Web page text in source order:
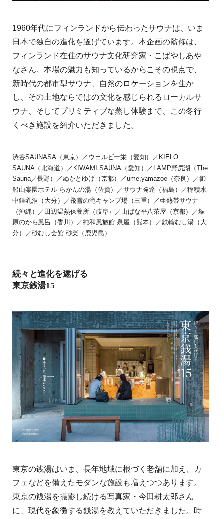
1960年代にフィンランドから伝わったサウナは、いま
日本で独自の進化を遂げています。本企画の監修は、
フィンランド在住のサウナ文化研究家・こばやしあや
なさん。本場の魅力も知っているからこその視点で、
新時代の都市型サウナ、自然のロケーションを生か
し、その土地ならではの文化を感じられるローカルサ
ウナ、そしてプリミティブな蒸し体験まで、この冬行
くべき施設を紹介いただきました。
渋谷SAUNASA（東京）／ウェルビー栄（愛知）／KIELO
SAUNA（北海道）／KIWAMI SAUNA（愛知）／LAMP野尻湖（The
Sauna／長野）／ぬかとゆげ（京都）／ume,yamazoe（奈良）／御
船山楽園ホテル らかんの湯（佐賀）／サウナ発達（福島）／稲積水
中鍾乳洞（大分）／飛雪の滝キャンプ場（三重）／亜熱帯サウナ
（沖縄）／田辺温熱保養所（岐阜）／山ばな平八茶屋（京都）／塚
原のから風呂（香川）／純和風旅館 泉屋（熊本）／鉄輪むし湯（大
分）／砂むし会館 砂楽（鹿児島）
続々と進化を遂げる
東京銭湯15
東京の銭湯はいま、長年地域に根づく老舗に加え、カ
フェなどを備えたモダンな施設も増えつつあります。
東京の銭湯を撮影し続ける写真家・今田耕太郎さん
に、現代を象徴する銭湯を教えていただきました。時